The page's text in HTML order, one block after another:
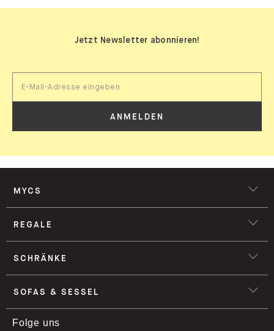
Jetzt Newsletter abonnieren!
ANMELDEN
MYCS
REGALE
SCHRÄNKE
SOFAS & SESSEL
Folge uns